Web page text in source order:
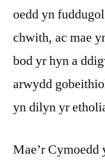
oedd yn
chwith, ac mae
bod yr hyn a
arwydd
yn dilyn yr
Mae’r Cymoedd